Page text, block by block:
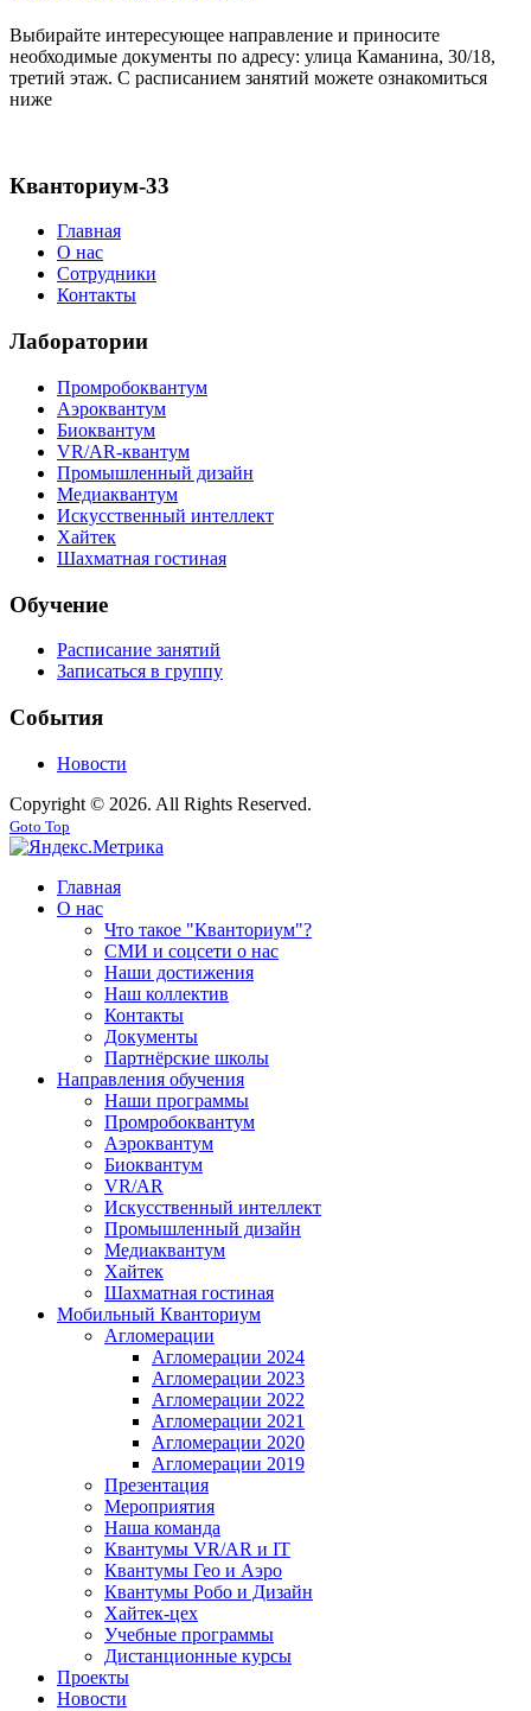
Выбирайте интересующее направление и приносите
необходимые документы по адресу: улица Каманина, 30/18,
третий этаж. С расписанием занятий можете ознакомиться
ниже
Кванториум-33
Главная
О нас
Сотрудники
Контакты
Лаборатории
Промробоквантум
Аэроквантум
Биоквантум
VR/AR-квантум
Промышленный дизайн
Медиаквантум
Искусственный интеллект
Хайтек
Шахматная гостиная
Обучение
Расписание занятий
Записаться в группу
События
Новости
Copyright © 2026. All Rights Reserved.
Goto Top
Главная
О нас
Что такое "Кванториум"?
СМИ и соцсети о нас
Наши достижения
Наш коллектив
Контакты
Документы
Партнёрские школы
Направления обучения
Наши программы
Промробоквантум
Аэроквантум
Биоквантум
VR/AR
Искусственный интеллект
Промышленный дизайн
Медиаквантум
Хайтек
Шахматная гостиная
Мобильный Кванториум
Агломерации
Агломерации 2024
Агломерации 2023
Агломерации 2022
Агломерации 2021
Агломерации 2020
Агломерации 2019
Презентация
Мероприятия
Наша команда
Квантумы VR/AR и IT
Квантумы Гео и Аэро
Квантумы Робо и Дизайн
Хайтек-цех
Учебные программы
Дистанционные курсы
Проекты
Новости